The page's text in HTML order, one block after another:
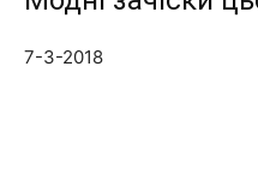
7-3-2018